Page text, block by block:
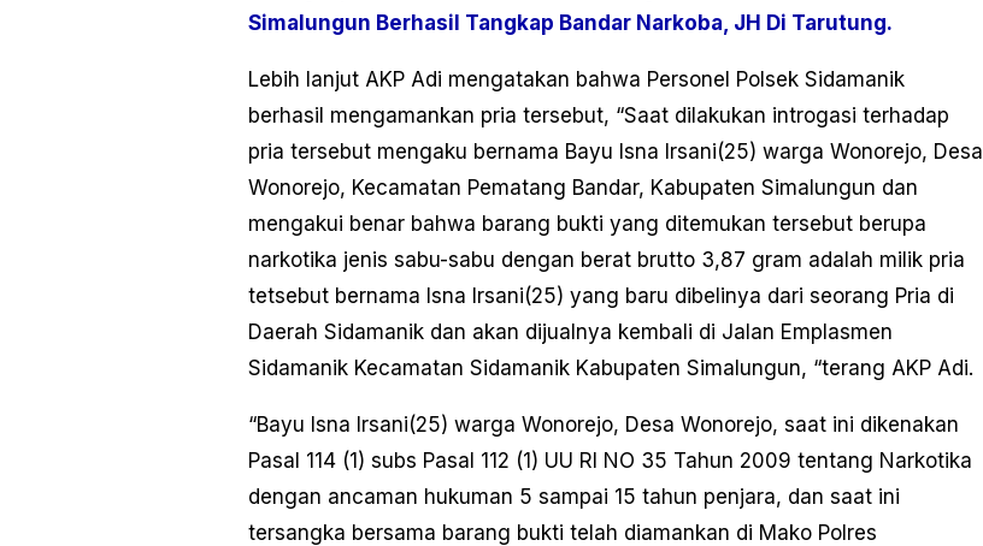
Simalungun Berhasil Tangkap Bandar Narkoba, JH Di Tarutung.
Lebih lanjut AKP Adi mengatakan bahwa Personel Polsek Sidamanik
berhasil mengamankan pria tersebut, “Saat dilakukan introgasi terhadap
pria tersebut mengaku bernama Bayu Isna Irsani(25) warga Wonorejo, Desa
Wonorejo, Kecamatan Pematang Bandar, Kabupaten Simalungun dan
mengakui benar bahwa barang bukti yang ditemukan tersebut berupa
narkotika jenis sabu-sabu dengan berat brutto 3,87 gram adalah milik pria
tetsebut bernama Isna Irsani(25) yang baru dibelinya dari seorang Pria di
Daerah Sidamanik dan akan dijualnya kembali di Jalan Emplasmen
Sidamanik Kecamatan Sidamanik Kabupaten Simalungun, “terang AKP Adi.
“Bayu Isna Irsani(25) warga Wonorejo, Desa Wonorejo, saat ini dikenakan
Pasal 114 (1) subs Pasal 112 (1) UU RI NO 35 Tahun 2009 tentang Narkotika
dengan ancaman hukuman 5 sampai 15 tahun penjara, dan saat ini
tersangka bersama barang bukti telah diamankan di Mako Polres